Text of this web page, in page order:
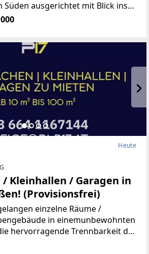
Süden ausgerichtet mit Blick ins
über nur 4 Stufen in die
Volksschule,Mittelschule,
Heute
Kleinhallen / Garagen in
(Provisionsfrei)
einzelne Räume /
in einemunbewohnten
hervorragende Trennbarkeit der
Ihnen Größen vonca. 10 m²